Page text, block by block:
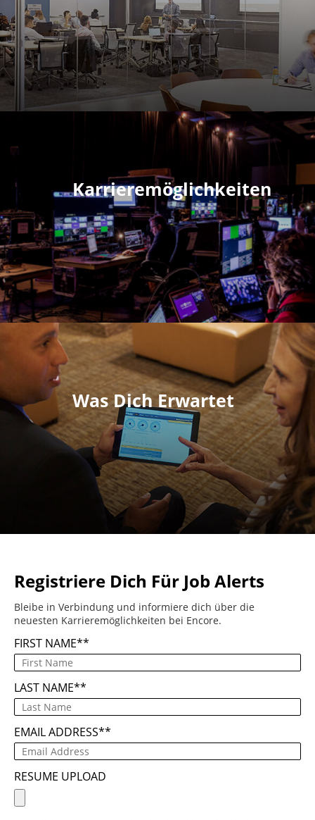
Karrieremöglichkeiten
Was Dich Erwartet
Registriere Dich Für Job Alerts
Bleibe in Verbindung und informiere dich über die
neuesten Karrieremöglichkeiten bei Encore.
FIRST NAME*
LAST NAME*
EMAIL ADDRESS*
RESUME UPLOAD